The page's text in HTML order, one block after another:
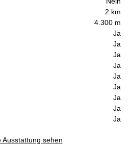
2 km
4.300 m
Ja
Ja
Ja
Ja
Ja
Ja
Ja
Ja
Ja
Ausstattung sehen